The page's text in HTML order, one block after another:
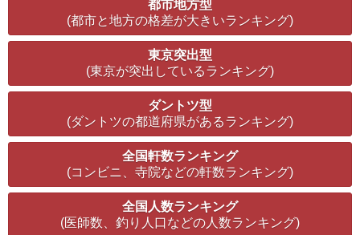
都市地方型
(都市と地方の格差が大きいランキング)
東京突出型
(東京が突出しているランキング)
ダントツ型
(ダントツの都道府県があるランキング)
全国軒数ランキング
(コンビニ、寺院などの軒数ランキング)
全国人数ランキング
(医師数、釣り人口などの人数ランキング)